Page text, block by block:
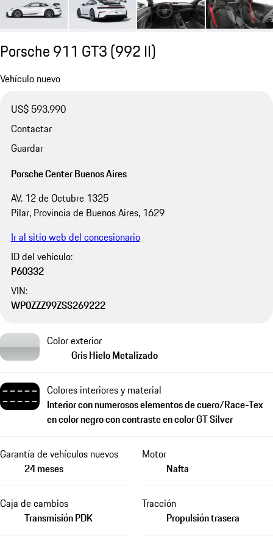
Porsche 911 GT3(992 II)
Vehículo nuevo
US$ 593.990
Contactar
Guardar
Porsche Center Buenos Aires
AV. 12 de Octubre 1325
Pilar, Provincia de Buenos Aires, 1629
Ir al sitio web del concesionario
ID del vehículo:
P60332
VIN:
WP0ZZZ99ZSS269222
Color exterior
Gris Hielo Metalizado
Colores interiores y material
Interior con numerosos elementos de cuero/Race-Tex
en color negro con contraste en color GT Silver
Garantía de vehículos nuevos
24 meses
Motor
Nafta
Caja de cambios
Transmisión PDK
Tracción
Propulsión trasera